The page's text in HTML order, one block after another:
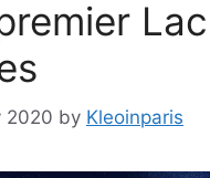
2020 by Kleoinparis